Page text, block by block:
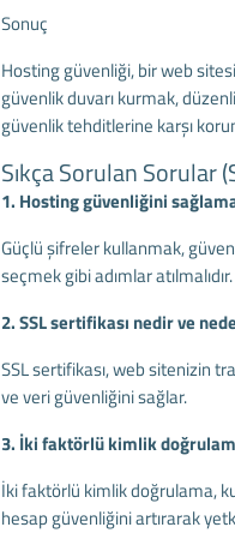
Sonuç
Hosting güvenliği, bir web
güvenlik duvarı kurmak,
güvenlik tehditlerine karşı
Sıkça Sorulan Sorular
1. Hosting güvenliğini
Güçlü şifreler kullanmak,
seçmek gibi adımlar atılmalıdır.
2. SSL sertifikası nedir ve
SSL sertifikası, web sitenizin
ve veri güvenliğini sağlar.
3. İki faktörlü kimlik
İki faktörlü kimlik doğrulama,
hesap güvenliğini artırarak